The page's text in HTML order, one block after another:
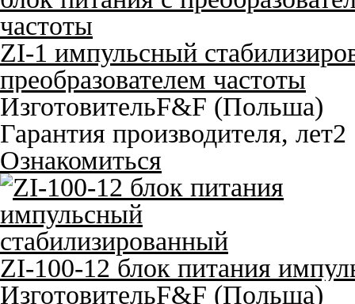
ZI-1 импульсный
преобразователем частоты
ИзготовительF&F (Польша)
Гарантия производителя, лет2
Ознакомиться
ZI-100-12 блок питания
ИзготовительF&F (Польша)